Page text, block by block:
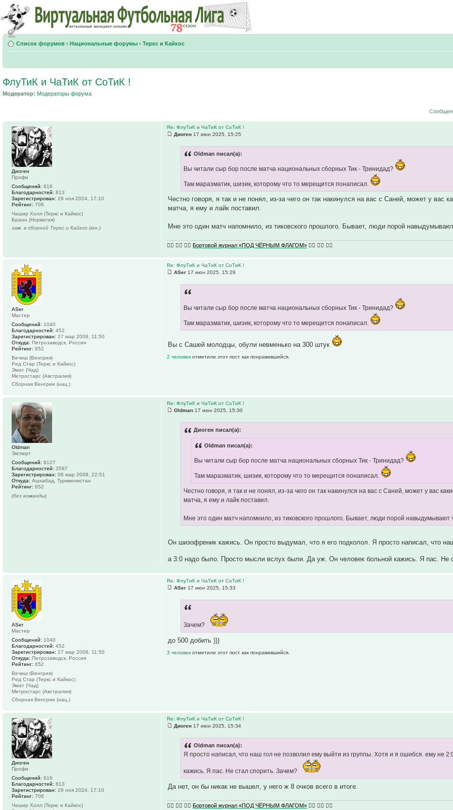
Список форумов ‹ Национальные форумы ‹ Теркс и Кайкос
ФлуТиК и ЧаТиК от СоТиК !
Модератор: Модераторы форума
Re: ФлуТиК и ЧаТиК от СоТиК !
Диоген 17 июн 2025, 15:25
Oldman писал(а):
Вы читали сыр бор после матча национальных сборных Тик - Тринидад?
Там маразматик, шизик, которому что то мерещится понаписал.
Честно говоря, я так и не понял, из-за чего он так накинулся на вас с Саней, может у
матча, я ему и лайк поставил.
Мне это один матч напомнило, из тиковского прошлого. Бывает, люди порой
🏴‍☠️ 🏴‍☠️ 🏴‍☠️ Бортовой журнал «ПОД ЧЁРНЫМ ФЛАГОМ» 🏴‍☠️ 🏴‍☠️ 🏴‍☠️
Диоген
Профи
Сообщений: 616
Благодарностей: 813
Зарегистрирован: 29 ноя 2024, 17:10
Рейтинг: 706
Чешир Холл (Теркс и Кайкос)
Бранн (Норвегия)
зам. в сборной Теркс и Кайкос (юн.)
Re: ФлуТиК и ЧаТиК от СоТиК !
ASer 17 июн 2025, 15:29
Вы читали сыр бор после матча национальных сборных Тик - Тринидад?
Там маразматик, шизик, которому что то мерещится понаписал.
Вы с Сашей молодцы, обули невменько на 300 штук
2 человекотметили этот пост как понравившийся.
ASer
Мастер
Сообщений: 1040
Благодарностей: 452
Зарегистрирован: 27 мар 2008, 11:50
Откуда: Петрозаводск, Россия
Рейтинг: 652
Вечиш (Венгрия)
Ред Стар (Теркс и Кайкос)
Эмат (Чад)
Метростарс (Австралия)
Сборная Венгрии (нац.)
Re: ФлуТиК и ЧаТиК от СоТиК !
Oldman 17 июн 2025, 15:30
Диоген писал(а):
Oldman писал(а):
Вы читали сыр бор после матча национальных сборных Тик - Тринидад?
Там маразматик, шизик, которому что то мерещится понаписал.
Честно говоря, я так и не понял, из-за чего он так накинулся на вас с Саней, может у вас
матча, я ему и лайк поставил.
Мне это один матч напомнило, из тиковского прошлого. Бывает, люди порой
Он шизофреник кажись. Он просто выдумал, что я его подколол. Я просто написал, что
а 3:0 надо было. Просто мысли вслух были. Да уж. Он человек больной кажись. Я пас. Не
Oldman
Эксперт
Сообщений: 8127
Благодарностей: 3587
Зарегистрирован: 06 мар 2009, 22:51
Откуда: Ашхабад, Туркменистан
Рейтинг: 652
(без команды)
Re: ФлуТиК и ЧаТиК от СоТиК !
ASer 17 июн 2025, 15:33
Зачем?
до 500 добить )))
3 человекотметили этот пост как понравившийся.
ASer
Мастер
Сообщений: 1040
Благодарностей: 452
Зарегистрирован: 27 мар 2008, 11:50
Откуда: Петрозаводск, Россия
Рейтинг: 652
Вечиш (Венгрия)
Ред Стар (Теркс и Кайкос)
Эмат (Чад)
Метростарс (Австралия)
Сборная Венгрии (нац.)
Re: ФлуТиК и ЧаТиК от СоТиК !
Диоген 17 июн 2025, 15:34
Oldman писал(а):
Я просто написал, что наш гол не позволил ему выйти из группы. Хотя и я ошибся. ему не
кажись. Я пас. Не стал спорить. Зачем?
Да нет, он бы никак не вышел, у него ж 8 очков всего в итоге.
🏴‍☠️ 🏴‍☠️ 🏴‍☠️ Бортовой журнал «ПОД ЧЁРНЫМ ФЛАГОМ» 🏴‍☠️ 🏴‍☠️ 🏴‍☠️
Диоген
Профи
Сообщений: 616
Благодарностей: 813
Зарегистрирован: 29 ноя 2024, 17:10
Рейтинг: 706
Чешир Холл (Теркс и Кайкос)